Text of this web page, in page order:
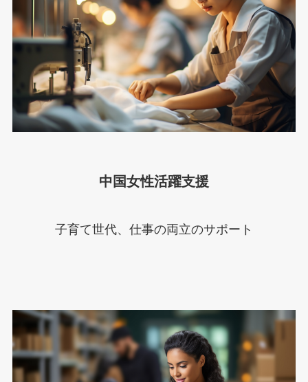
中国女性活躍支援
子育て世代、仕事の両立のサポート